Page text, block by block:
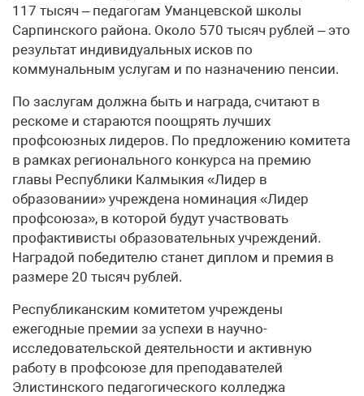
117 тысяч – педагогам Уманцевской школы
Сарпинского района. Около 570 тысяч рублей – это
результат индивидуальных исков по
коммунальным услугам и по назначению пенсии.
По заслугам должна быть и награда, считают в
рескоме и стараются поощрять лучших
профсоюзных лидеров. По предложению комитета
в рамках регионального конкурса на премию
главы Республики Калмыкия «Лидер в
образовании» учреждена номинация «Лидер
профсоюза», в которой будут участвовать
профактивисты образовательных учреждений.
Наградой победителю станет диплом и премия в
размере 20 тысяч рублей.
Республиканским комитетом учреждены
ежегодные премии за успехи в научно-
исследовательской деятельности и активную
работу в профсоюзе для преподавателей
Элистинского педагогического колледжа